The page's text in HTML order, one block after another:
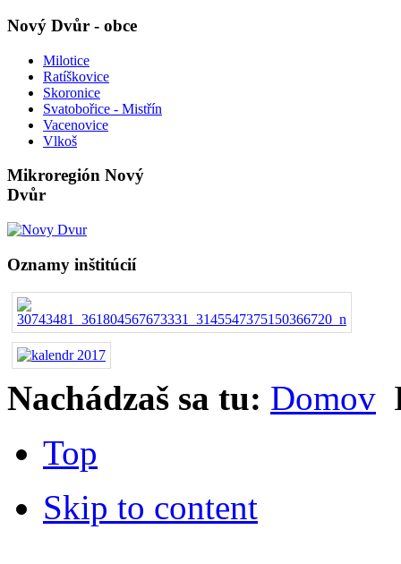
Nový Dvůr - obce
Milotice
Ratíškovice
Skoronice
Svatobořice - Mistřín
Vacenovice
Vlkoš
Mikroregión Nový
Dvůr
Oznamy inštitúcií
Nachádzaš sa tu: Domov
Top
Skip to content